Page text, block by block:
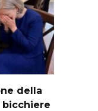
della
bicchiere